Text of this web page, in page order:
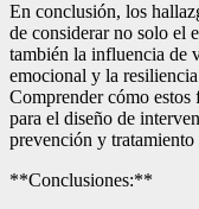
En conclusión, los
de considerar no solo el
también la influencia de
emocional y la
Comprender cómo estos
para el diseño de
prevención y tratamiento
**Conclusiones:**